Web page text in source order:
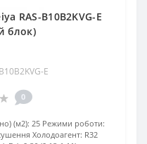
RAS-B10B2KVG-E
блок)
E
0
(м2): 25 Режими роботи:
Холодоагент: R32